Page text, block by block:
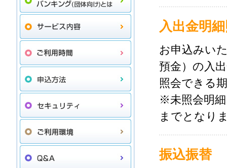
入出金明
お申込みい
預金）の入
照会できる
※未照会明
までとなり
振込振替